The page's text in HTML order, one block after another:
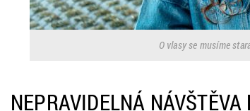
O vlasy se musíme
NEPRAVIDELNÁ